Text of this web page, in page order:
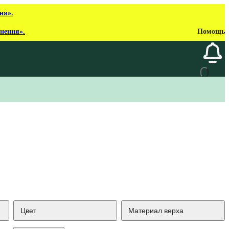
Помощь
Цвет Материал верха